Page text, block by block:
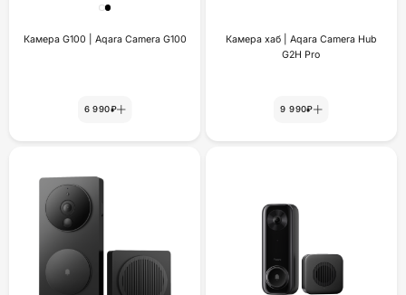
Камера G100 | Aqara Camera G100
6 990₽
Камера хаб | Aqara Camera Hub
G2H Pro
9 990₽